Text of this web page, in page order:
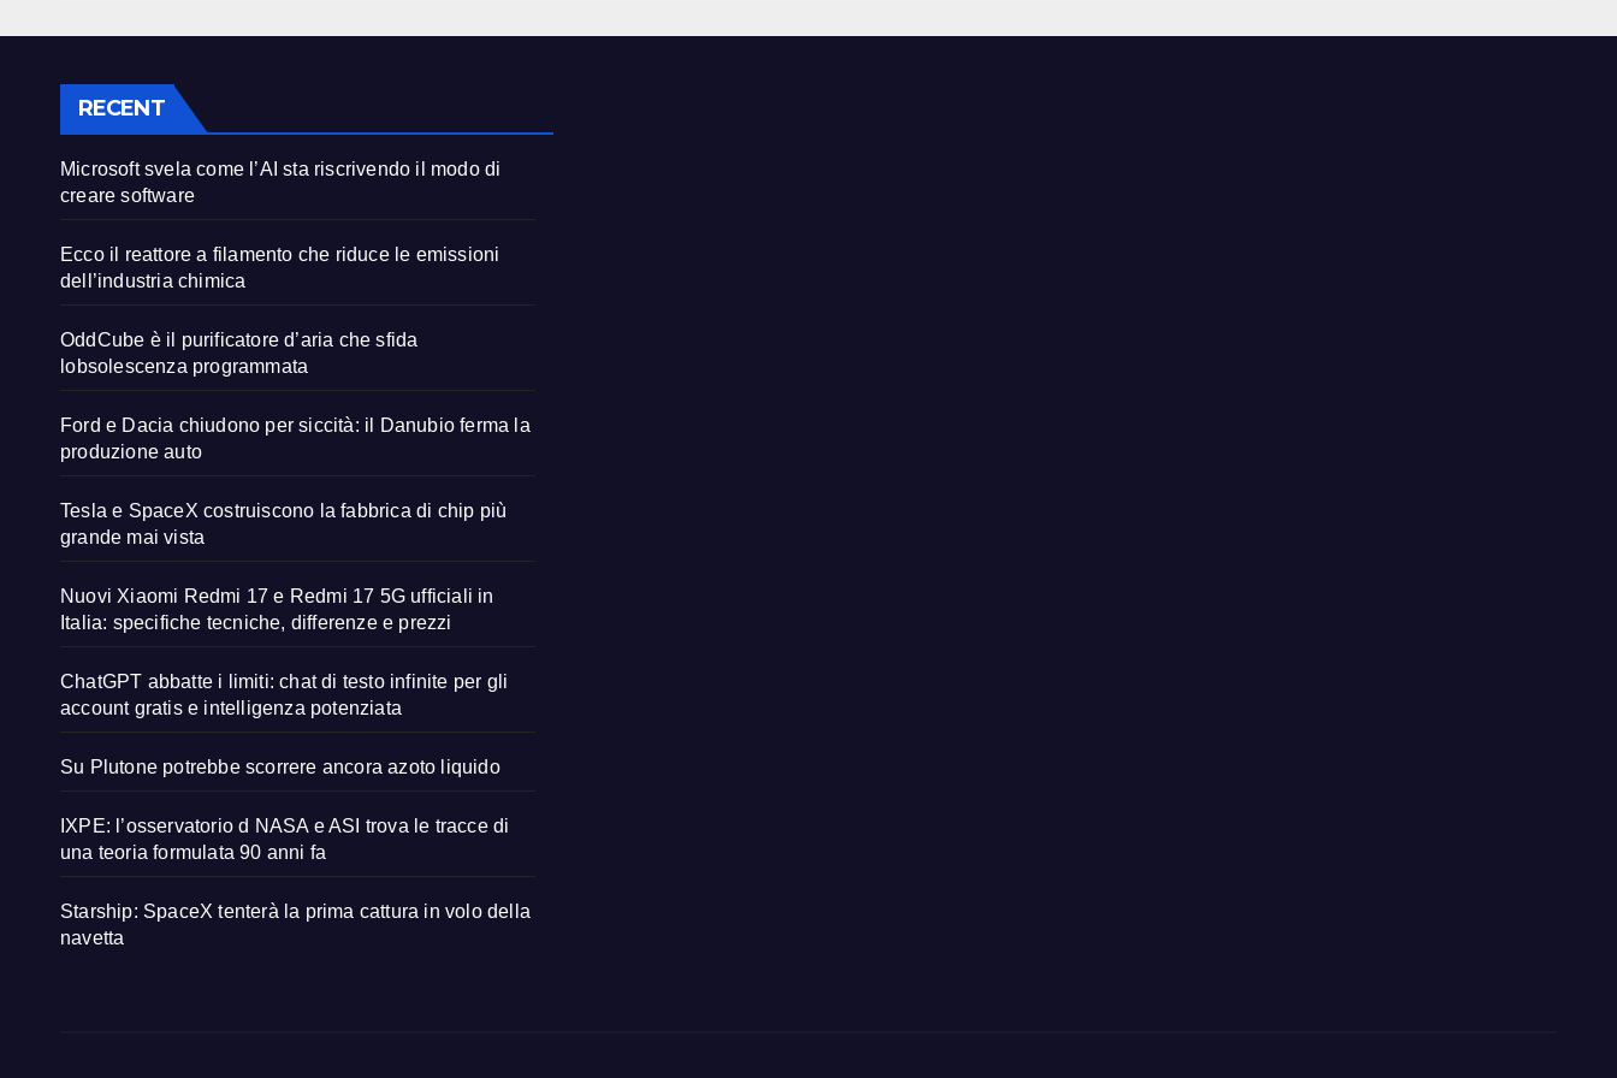
RECENT
Microsoft svela come l’AI sta riscrivendo il modo di
creare software
Ecco il reattore a filamento che riduce le emissioni
dell’industria chimica
OddCube è il purificatore d’aria che sfida
lobsolescenza programmata
Ford e Dacia chiudono per siccità: il Danubio ferma la
produzione auto
Tesla e SpaceX costruiscono la fabbrica di chip più
grande mai vista
Nuovi Xiaomi Redmi 17 e Redmi 17 5G ufficiali in
Italia: specifiche tecniche, differenze e prezzi
ChatGPT abbatte i limiti: chat di testo infinite per gli
account gratis e intelligenza potenziata
Su Plutone potrebbe scorrere ancora azoto liquido
IXPE: l’osservatorio d NASA e ASI trova le tracce di
una teoria formulata 90 anni fa
Starship: SpaceX tenterà la prima cattura in volo della
navetta